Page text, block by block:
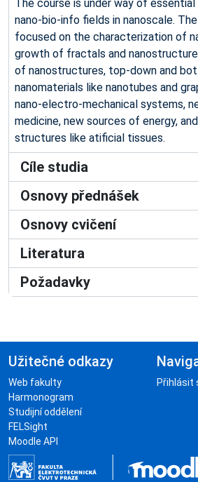
The course is under way of
nano-bio-info fields in nanoscale.
focused on the characterization of
growth of fractals and
of nanostructures, top-down and
nanomaterials like nanotubes and
nano-electro-mechanical systems,
medicine, new sources of energy,
structures like atificial tissues.
Cíle studia
Osnovy přednášek
Osnovy cvičení
Literatura
Požadavky
Užitečné odkazy
Web fakulty
Harmonogram
Studijní oddělení
FELSight
Moodle API
Přihlásit